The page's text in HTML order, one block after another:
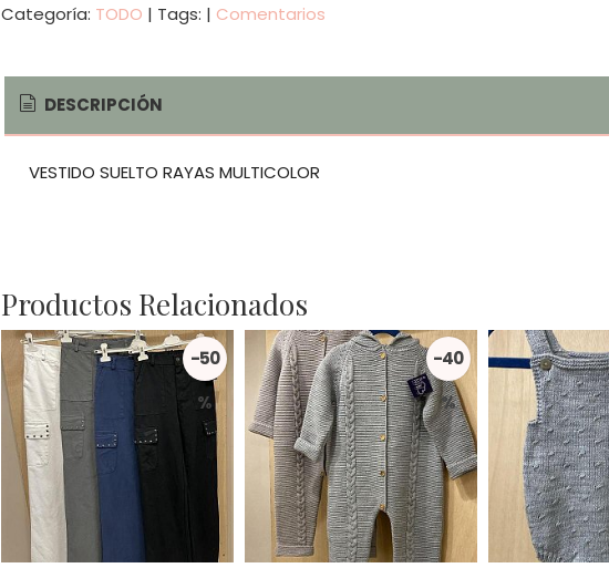
Categoría: TODO | Tags: | Comentarios
DESCRIPCIÓN
VESTIDO SUELTO RAYAS MULTICOLOR
Productos Relacionados
-50
%
-40
%